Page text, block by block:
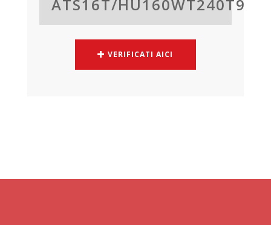
ATS16T/HU160WT240T9
VERIFICATI AICI